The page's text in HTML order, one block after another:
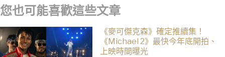
您也可能喜歡這些文章
《麥可傑克森》確定推續集！
《Michael 2》最快今年底開拍、
上映時間曝光